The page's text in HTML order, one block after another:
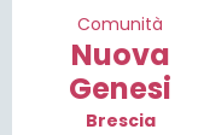
Comunità
Nuova
Genesi
Brescia